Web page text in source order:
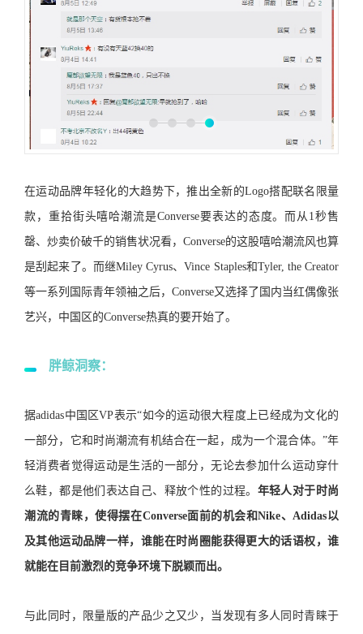
在运动品牌年轻化的大趋势下，推出全新的Logo搭配联名限量
款，重拾街头嘻哈潮流是Converse要表达的态度。而从1秒售
罄、炒卖价破千的销售状况看，Converse的这股嘻哈潮流风也算
是刮起来了。而继Miley Cyrus、Vince Staples和Tyler, the Creator
等一系列国际青年领袖之后，Converse又选择了国内当红偶像张
艺兴，中国区的Converse热真的要开始了。
胖鲸洞察：
据adidas中国区VP表示“如今的运动很大程度上已经成为文化的
一部分，它和时尚潮流有机结合在一起，成为一个混合体。”年
轻消费者觉得运动是生活的一部分，无论去参加什么运动穿什
么鞋，都是他们表达自己、释放个性的过程。 年轻人对于时尚
潮流的青睐，使得摆在Converse面前的机会和Nike、Adidas以
及其他运动品牌一样，谁能在时尚圈能获得更大的话语权，谁
就能在目前激烈的竞争环境下脱颖而出。
与此同时，限量版的产品少之又少，当发现有多人同时青睐于